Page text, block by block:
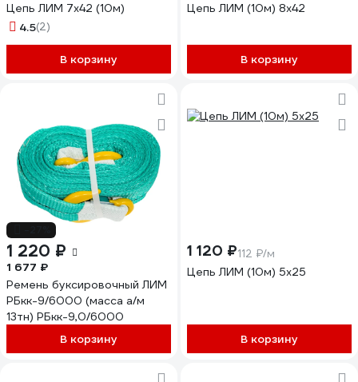
Цепь ЛИМ 7х42 (10м)
4.5(2)
В корзину
Цепь ЛИМ (10м) 8х42
В корзину
1 220 ₽
1 677 ₽
Ремень буксировочный ЛИМ
РБкк-9/6000 (масса а/м
13тн) РБкк-9,0/6000
В корзину
1 120 ₽112 ₽/м
Цепь ЛИМ (10м) 5х25
В корзину